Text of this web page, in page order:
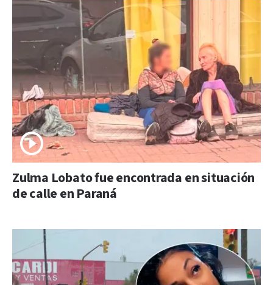
Zulma Lobato fue encontrada en situación
de calle en Paraná